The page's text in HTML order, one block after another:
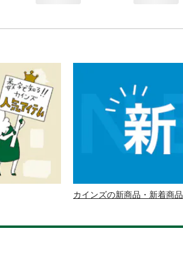
カインズの新商品・新着商品